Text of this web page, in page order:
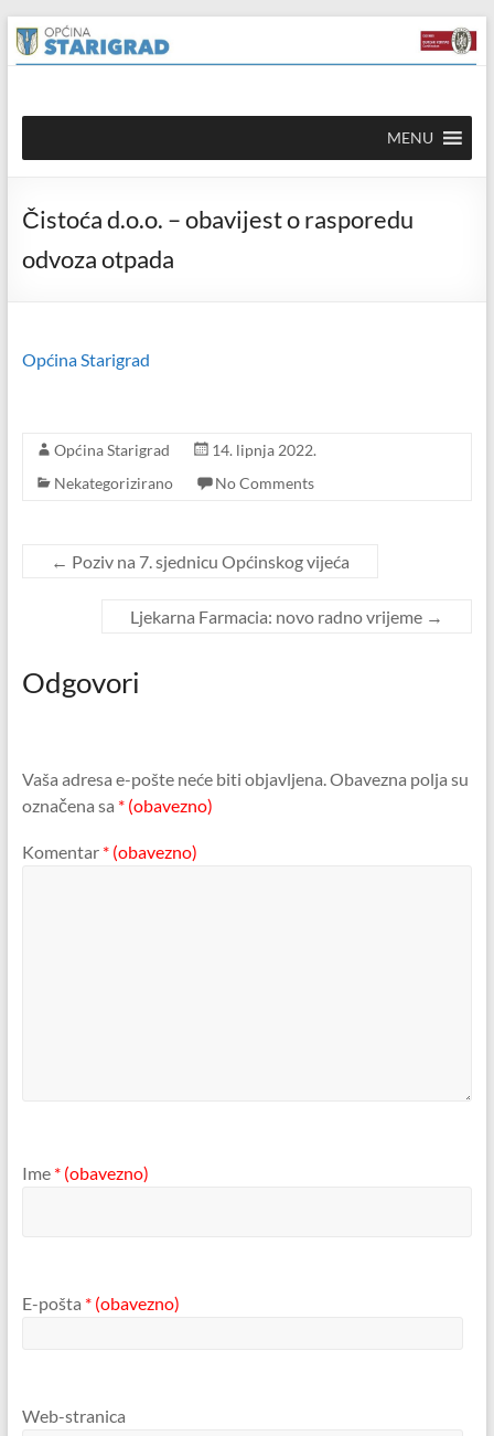
content
Skip
to
content
Općina
Starigrad
mrežna
stranica
MENU
Čistoća d.o.o. – obavijest o rasporedu
odvoza otpada
Općina Starigrad
Općina Starigrad
14. lipnja 2022.
Nekategorizirano
No Comments
← Poziv na 7. sjednicu Općinskog vijeća
Ljekarna Farmacia: novo radno vrijeme →
Odgovori
Vaša adresa e-pošte neće biti objavljena.Obavezna polja su
označena sa * (obavezno)
Komentar * (obavezno)
Ime * (obavezno)
E-pošta * (obavezno)
Web-stranica